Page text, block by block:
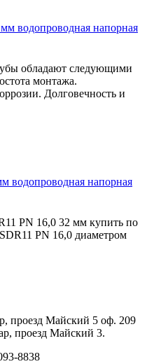
водопроводная напорная
обладают следующими
монтажа.
Долговечность и
водопроводная напорная
PN 16,0 32 мм купить по
PN 16,0 диаметром
проезд Майский 5 оф. 209
проезд Майский 3.
8838